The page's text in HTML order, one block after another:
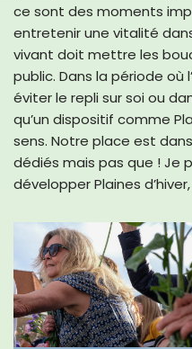
ce sont des moments
entretenir une vitalité
vivant doit mettre les
public. Dans la période où
éviter le repli sur soi ou
qu’un dispositif comme
sens. Notre place est
dédiés mais pas que ! Je
développer Plaines